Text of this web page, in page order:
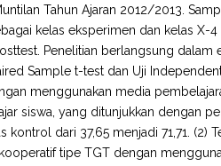
Tahun Ajaran 2012/2013.
kelas eksperimen dan kelas
Penelitian berlangsung
Sample t-test dan Uji
menggunakan media
siswa, yang ditunjukkan dengan
kontrol dari 37,65 menjadi 71,71.
tipe TGT dengan